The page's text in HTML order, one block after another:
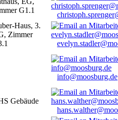
G1.1
Haus, 3.
Zimmer
info@moosburg.de
Gebäude